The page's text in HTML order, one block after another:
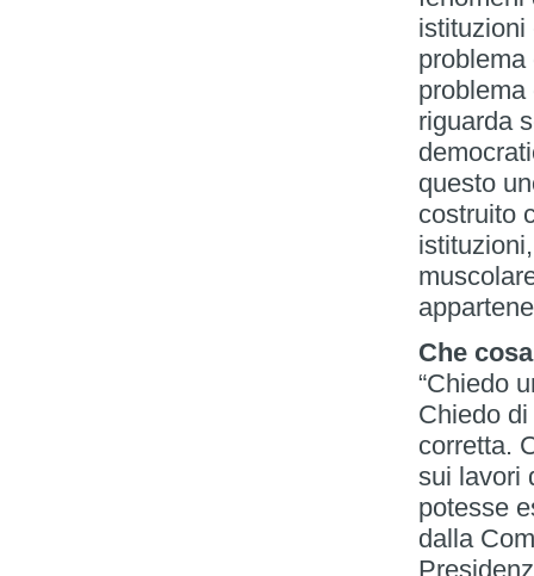
istituzioni
problema
riguarda
questo
costruito
Che
“Chiedo
Chiedo
corretta.
sui lavori
potesse
dalla